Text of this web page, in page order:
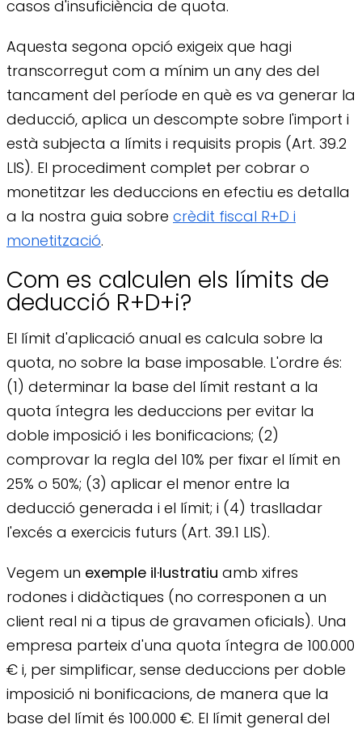
casos d'insuficiència de quota.
Aquesta segona opció exigeix que hagi
transcorregut com a mínim un any des del
tancament del període en què es va generar la
deducció, aplica un descompte sobre l'import i
està subjecta a límits i requisits propis (Art. 39.2
LIS). El procediment complet per cobrar o
monetitzar les deduccions en efectiu es detalla
a la nostra guia sobre crèdit fiscal R+D i
monetització.
Com es calculen els límits de
deducció R+D+i?
El límit d'aplicació anual es calcula sobre la
quota, no sobre la base imposable. L'ordre és:
(1) determinar la base del límit restant a la
quota íntegra les deduccions per evitar la
doble imposició i les bonificacions; (2)
comprovar la regla del 10% per fixar el límit en
25% o 50%; (3) aplicar el menor entre la
deducció generada i el límit; i (4) traslladar
l'excés a exercicis futurs (Art. 39.1 LIS).
Vegem un exemple il·lustratiu amb xifres
rodones i didàctiques (no corresponen a un
client real ni a tipus de gravamen oficials). Una
empresa parteix d'una quota íntegra de 100.000
€ i, per simplificar, sense deduccions per doble
imposició ni bonificacions, de manera que la
base del límit és 100.000 €. El límit general del